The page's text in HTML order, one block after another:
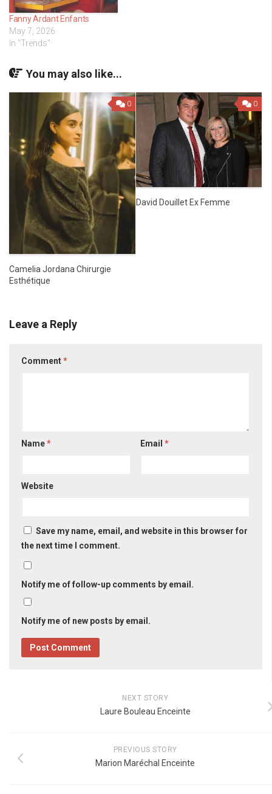
Fanny Ardant Enfants
May 7, 2026
In "Trends"
You may also like...
0
Camelia Jordana Chirurgie
Esthétique
0
David Douillet Ex Femme
Leave a Reply
Comment*
Name* Email*
Website
Save my name, email, and website in this browser for
the next time I comment.
Notify me of follow-up comments by email.
Notify me of new posts by email.
NEXT STORY
Laure Bouleau Enceinte
PREVIOUS STORY
Marion Maréchal Enceinte